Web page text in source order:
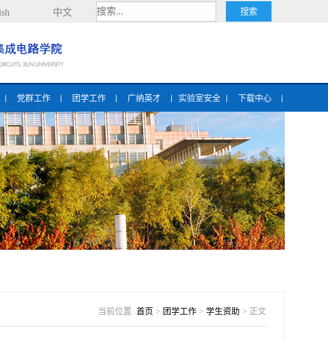
中文
党群工作 团学工作 广纳英才 实验室安全 下载中心
当前位置: 首页 > 团学工作 > 学生资助 > 正文